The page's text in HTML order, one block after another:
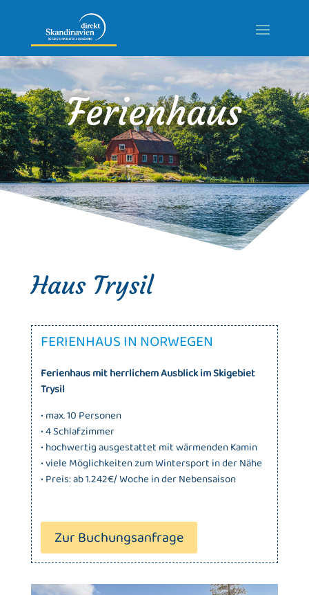
Ferienhaus
Haus Trysil
FERIENHAUS IN NORWEGEN
Ferienhaus mit herrlichem Ausblick im Skigebiet
Trysil
• max. 10 Personen
• 4 Schlafzimmer
• hochwertig ausgestattet mit wärmenden Kamin
• viele Möglichkeiten zum Wintersport in der Nähe
• Preis: ab 1.242€/ Woche in der Nebensaison
Zur Buchungsanfrage